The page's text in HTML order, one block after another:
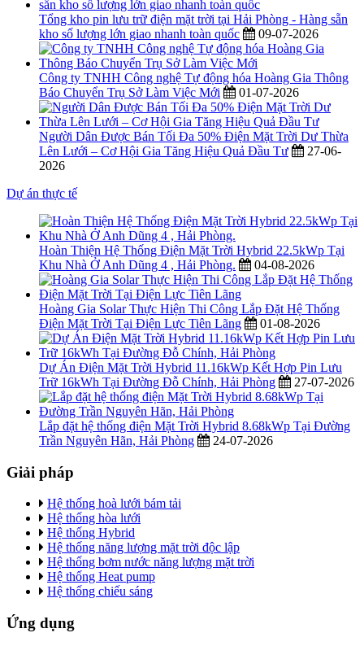
Tổng kho pin lưu trữ điện mặt trời tại Hải Phòng - Hàng sẵn
kho số lượng lớn giao nhanh toàn quốc
09-07-2026
Công ty TNHH Công nghệ Tự động hóa Hoàng Gia Thông
Báo Chuyển Trụ Sở Làm Việc Mới
01-07-2026
Người Dân Được Bán Tối Đa 50% Điện Mặt Trời Dư Thừa
Lên Lưới – Cơ Hội Gia Tăng Hiệu Quả Đầu Tư
27-06-
2026
Dự án thực tế
Hoàn Thiện Hệ Thống Điện Mặt Trời Hybrid 22.5kWp Tại
Khu Nhà Ở Anh Dũng 4 , Hải Phòng.
04-08-2026
Hoàng Gia Solar Thực Hiện Thi Công Lắp Đặt Hệ Thống
Điện Mặt Trời Tại Điện Lực Tiên Lãng
01-08-2026
Dự Án Điện Mặt Trời Hybrid 11.16kWp Kết Hợp Pin Lưu
Trữ 16kWh Tại Đường Đỗ Chính, Hải Phòng
27-07-2026
Lắp đặt hệ thống điện Mặt Trời Hybrid 8.68kWp Tại Đường
Trần Nguyên Hãn, Hải Phòng
24-07-2026
Giải pháp
Hệ thống hoà lưới bám tải
Hệ thống hòa lưới
Hệ thống Hybrid
Hệ thống năng lượng mặt trời độc lập
Hệ thống bơm nước năng lượng mặt trời
Hệ thống Heat pump
Hệ thống chiếu sáng
Ứng dụng